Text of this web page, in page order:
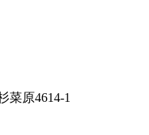
菜原4614-1